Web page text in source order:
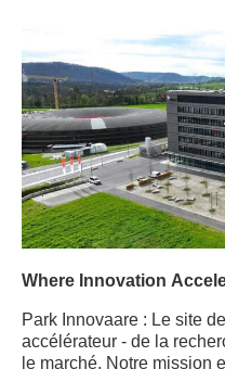
Where Innovation
Park Innovaare : Le site
accélérateur - de la
le marché. Notre mission